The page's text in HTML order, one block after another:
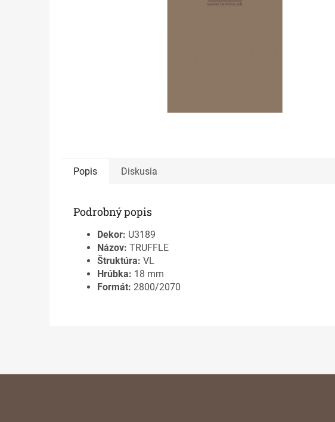
Popis Diskusia
Podrobný popis
Dekor: U3189
Názov: TRUFFLE
Štruktúra: VL
Hrúbka: 18 mm
Formát: 2800/2070